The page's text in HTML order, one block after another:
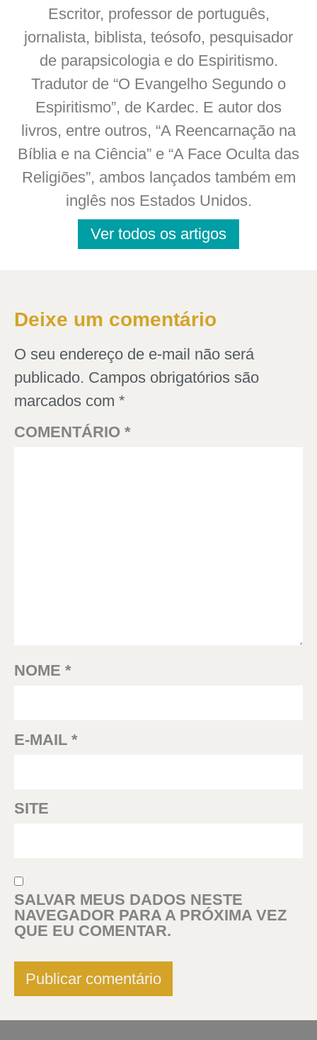
Escritor, professor de português,
jornalista, biblista, teósofo, pesquisador
de parapsicologia e do Espiritismo.
Tradutor de “O Evangelho Segundo o
Espiritismo”, de Kardec. E autor dos
livros, entre outros, “A Reencarnação na
Bíblia e na Ciência” e “A Face Oculta das
Religiões”, ambos lançados também em
inglês nos Estados Unidos.
Ver todos os artigos
Deixe um comentário
O seu endereço de e-mail não será
publicado. Campos obrigatórios são
marcados com *
COMENTÁRIO *
NOME *
E-MAIL *
SITE
SALVAR MEUS DADOS NESTE
NAVEGADOR PARA A PRÓXIMA VEZ
QUE EU COMENTAR.